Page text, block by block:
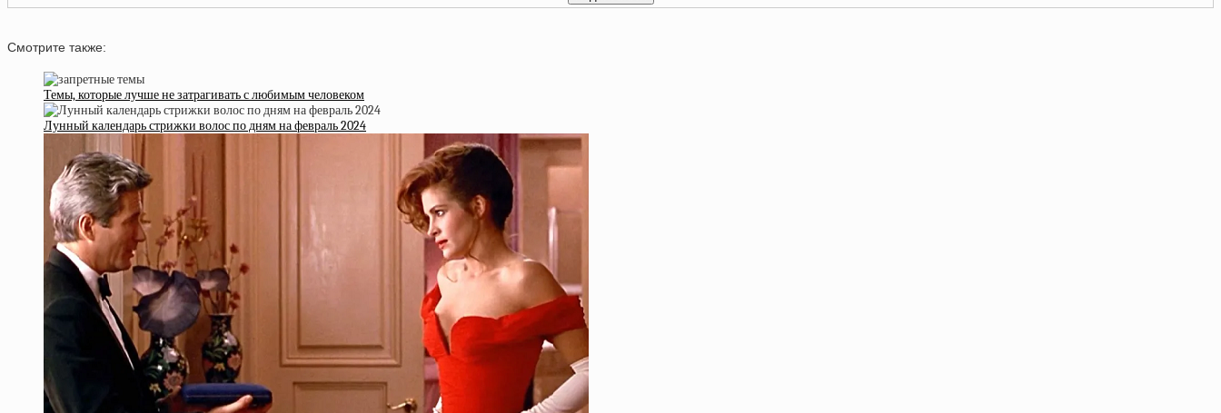
Смотрите также:
Темы, которые лучше не затрагивать с любимым человеком
Лунный календарь стрижки волос по дням на февраль 2024